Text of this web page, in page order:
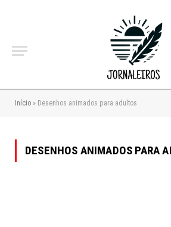
Início » Desenhos animados para adultos
DESENHOS ANIMADOS PARA